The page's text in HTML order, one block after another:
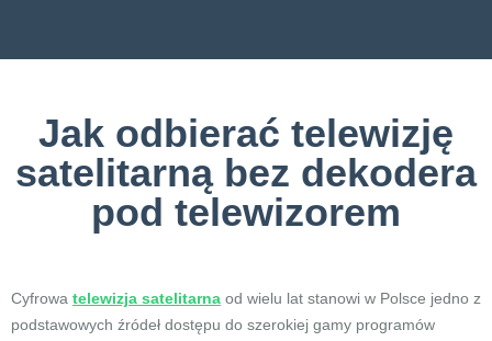
Jak odbierać telewizję
satelitarną bez dekodera
pod telewizorem
Cyfrowa telewizja satelitarna od wielu lat stanowi w Polsce jedno z
podstawowych źródeł dostępu do szerokiej gamy programów